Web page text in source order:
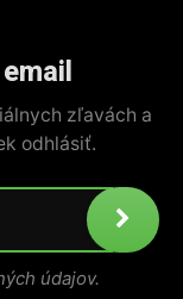
zľavách a
odhlásiť.
údajov.